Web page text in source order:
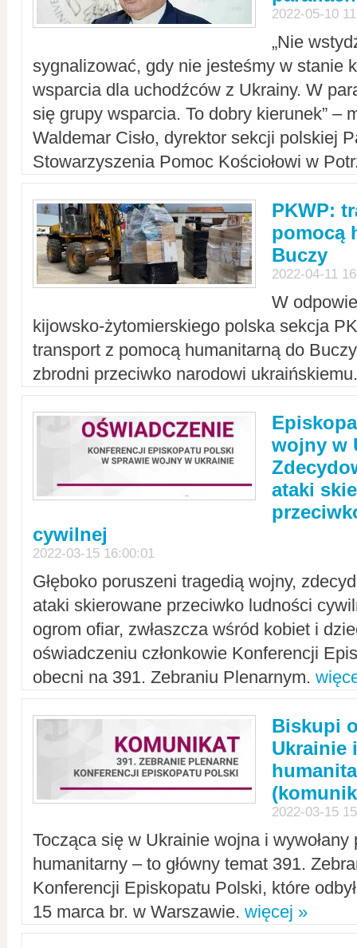
2022-05-10
„Nie
sygnalizować, gdy nie jesteśmy w stanie
wsparcia dla uchodźców z Ukrainy. W
się grupy wsparcia. To dobry kierunek” –
Waldemar Cisło, dyrektor sekcji polskiej
Stowarzyszenia Pomoc Kościołowi w
PKWP:
pomocą
Buczy
2022-04-11
W
kijowsko-żytomierskiego polska sekcja
transport z pomocą humanitarną do
zbrodni przeciwko narodowi
wojny w
ataki
cywilnej
2022-03-15 16:00:01
Głęboko poruszeni tragedią wojny,
ataki skierowane przeciwko ludności
ogrom ofiar, zwłaszcza wśród kobiet i
oświadczeniu członkowie Konferencji
obecni na 391. Zebraniu Plenarnym.
Biskupi
Ukrainie
2022-03-15
Tocząca się w Ukrainie wojna i
humanitarny – to główny temat 391.
Konferencji Episkopatu Polski, które
15 marca br. w Warszawie. więcej »